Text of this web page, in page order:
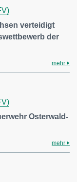
verteidigt
der
mehr
Osterwald-
mehr